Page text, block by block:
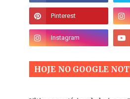
HOJE NO GOOGLE